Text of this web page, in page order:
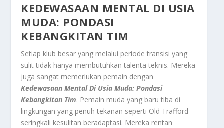
KEDEWASAAN MENTAL DI USIA
MUDA: PONDASI
KEBANGKITAN TIM
Setiap klub besar yang melalui periode transisi yang
sulit tidak hanya membutuhkan talenta teknis. Mereka
juga sangat memerlukan pemain dengan
Kedewasaan Mental Di Usia Muda: Pondasi
Kebangkitan Tim. Pemain muda yang baru tiba di
lingkungan yang penuh tekanan seperti Old Trafford
seringkali kesulitan beradaptasi. Mereka rentan